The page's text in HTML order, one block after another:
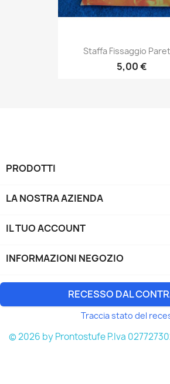
Staffa Fissaggio
5,00 €
PRODOTTI
LA NOSTRA AZIENDA
IL TUO ACCOUNT
INFORMAZIONI NEGOZIO
RECESSO DAL
Traccia stato del
© 2026 by Prontostufe P.Iva